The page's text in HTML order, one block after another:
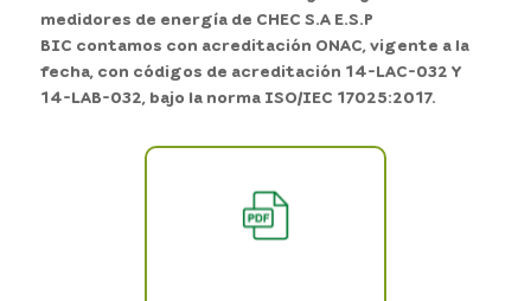
medidores de energía de CHEC S.A E.S.P
BIC contamos con acreditación ONAC, vigente a la
fecha, con códigos de acreditación 14-LAC-032 Y
14-LAB-032, bajo la norma ISO/IEC 17025:2017.